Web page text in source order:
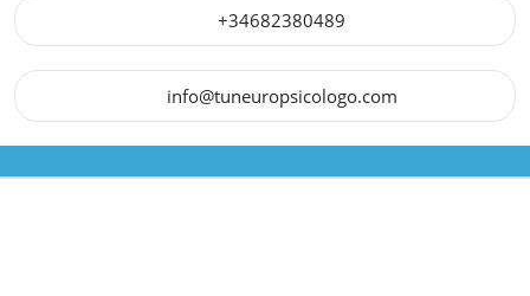
+34682380489
info@tuneuropsicologo.com
Botón